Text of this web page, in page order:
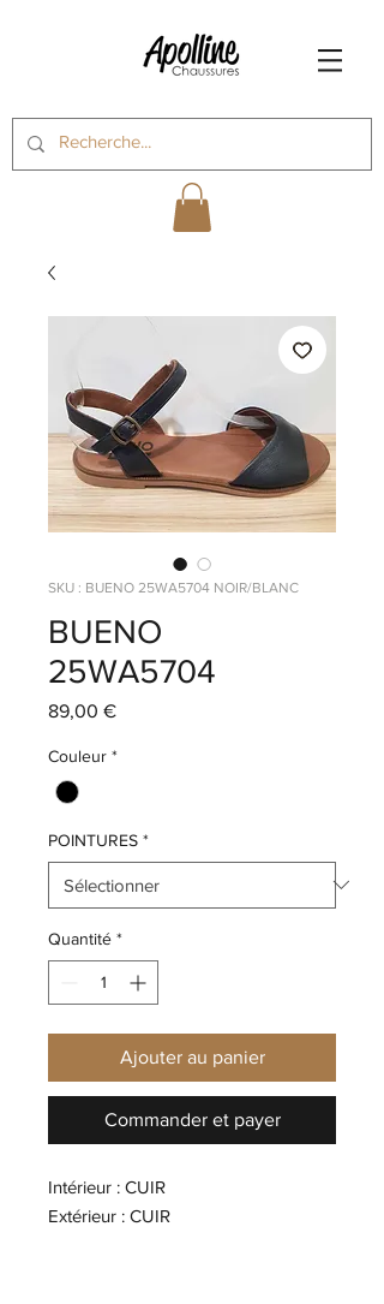
SKU : BUENO 25WA5704 NOIR/BLANC
BUENO
25WA5704
89,00 €Prix
Couleur *
POINTURES *
Quantité *
Ajouter au panier
Commander et payer
Intérieur : CUIR
Extérieur : CUIR